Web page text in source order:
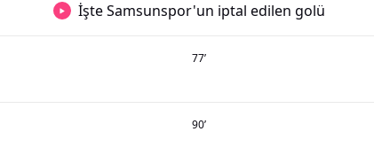
İşte Samsunspor'un iptal edilen golü
77’
90’